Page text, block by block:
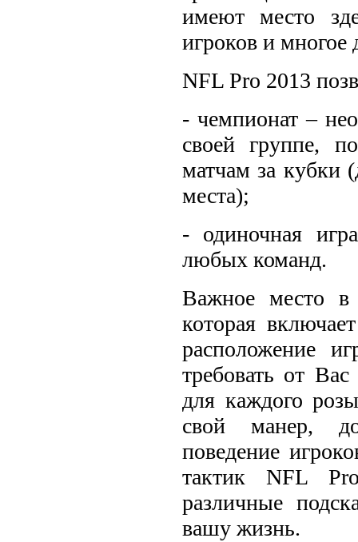
имеют место
игроков и многое
NFL Pro 2013
- чемпионат –
своей группе,
матчам за кубки
места);
- одиночная
любых команд.
Важное место в
которая
расположение
требовать от
для каждого
свой манер,
поведение
тактик NFL Pro
различные
вашу жизнь.